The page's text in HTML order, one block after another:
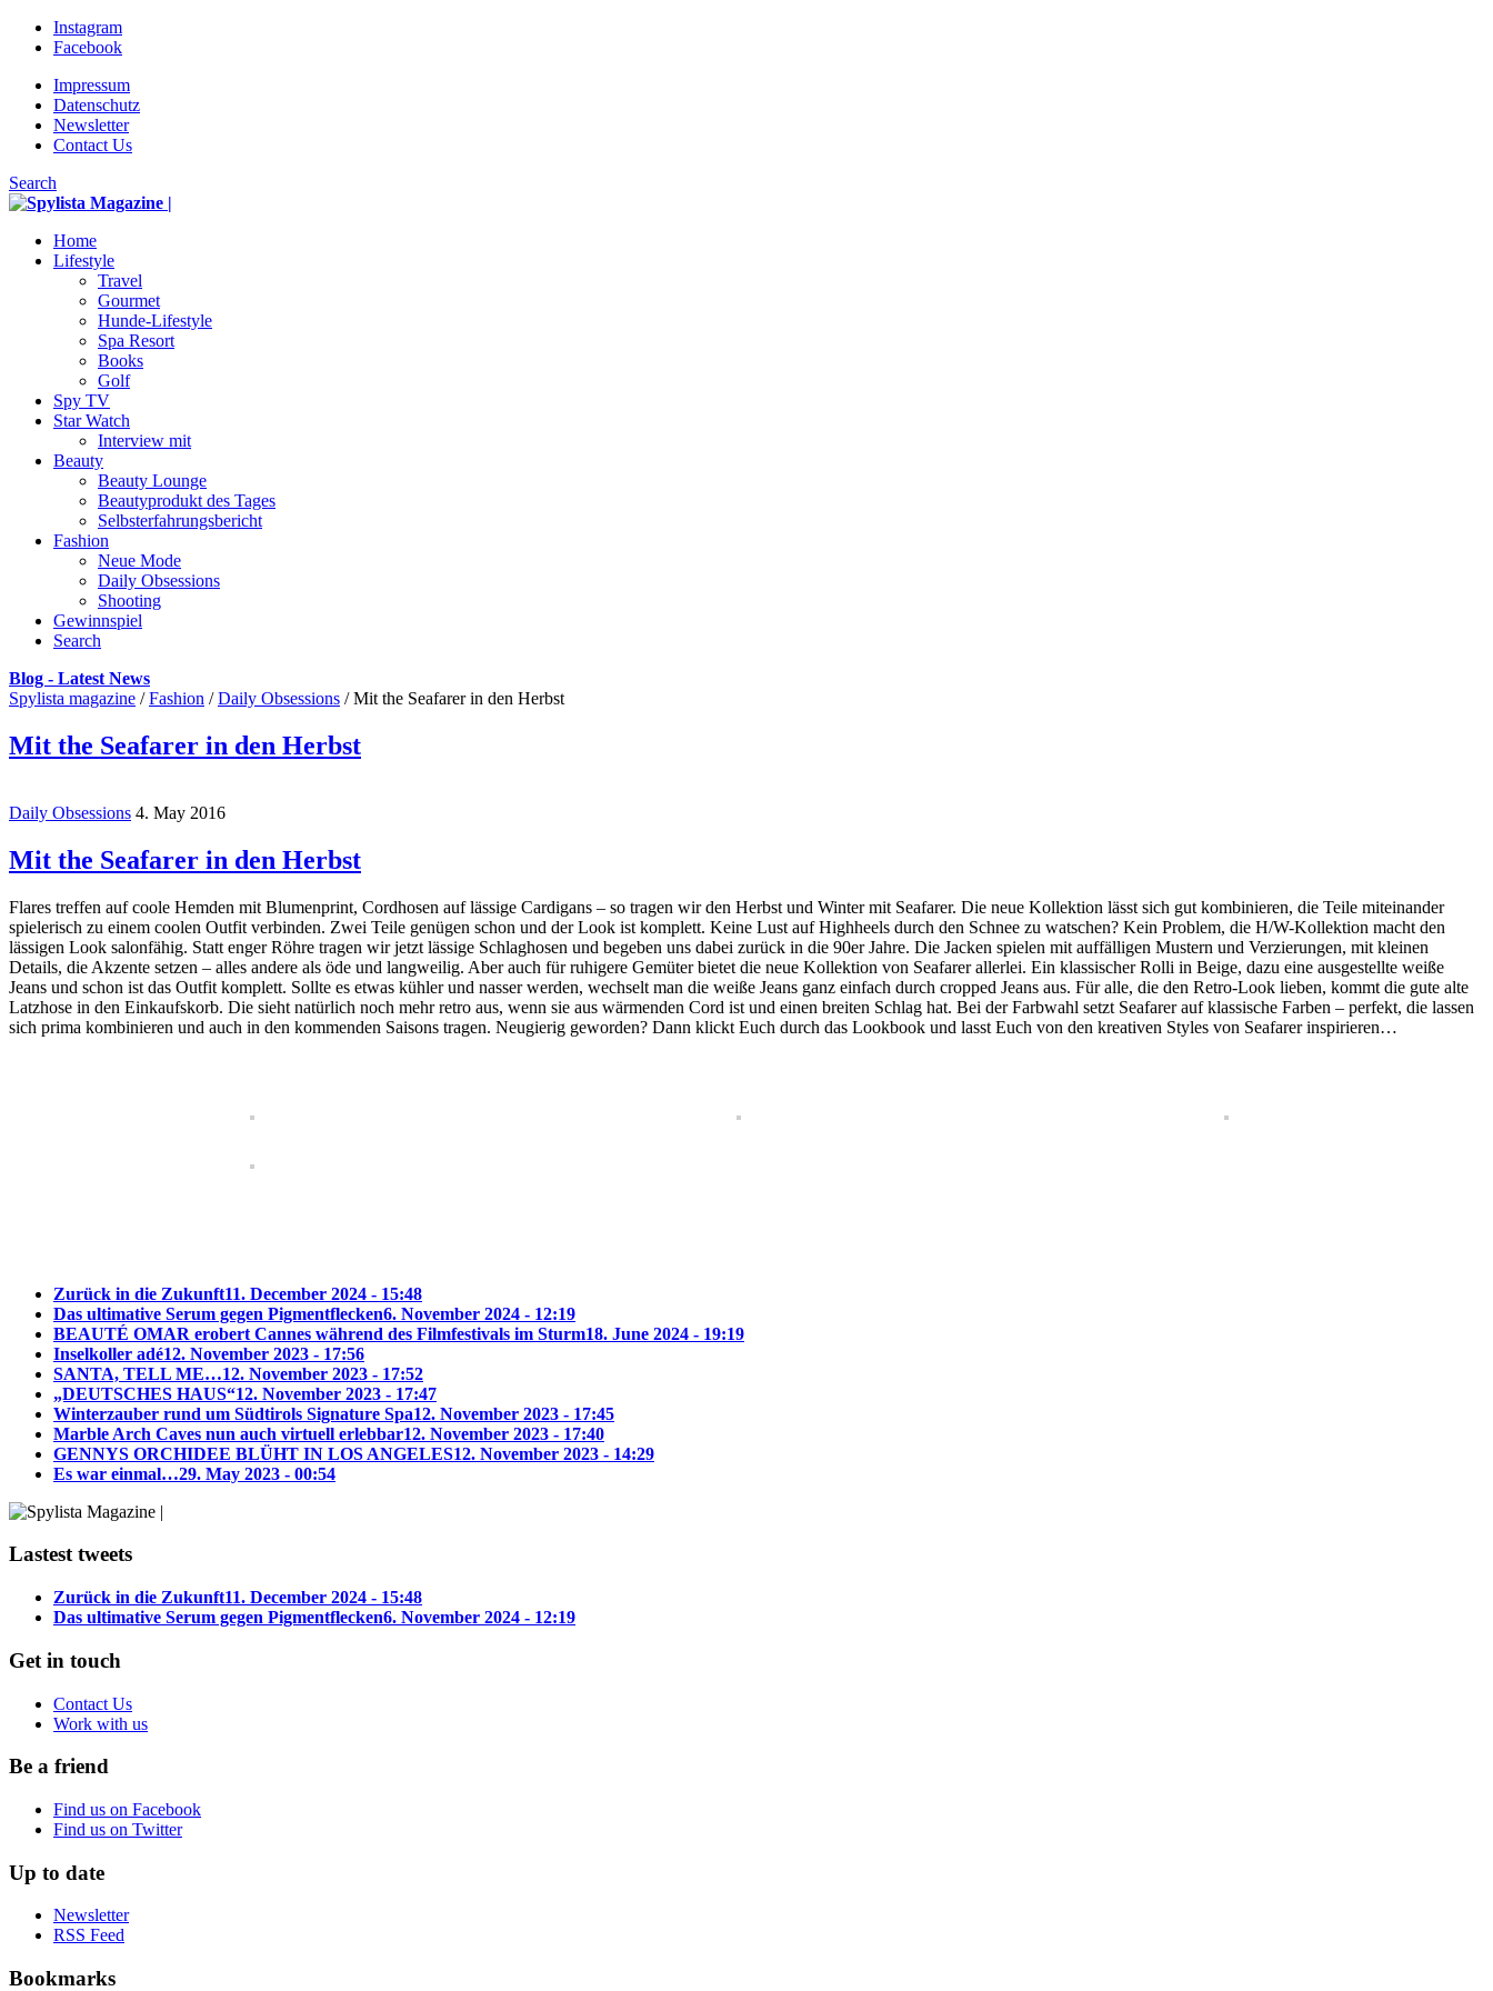
Instagram
Facebook
Impressum
Datenschutz
Newsletter
Contact Us
Search
Home
Lifestyle
Travel
Gourmet
Hunde-Lifestyle
Spa Resort
Books
Golf
Spy TV
Star Watch
Interview mit
Beauty
Beauty Lounge
Beautyprodukt des Tages
Selbsterfahrungsbericht
Fashion
Neue Mode
Daily Obsessions
Shooting
Gewinnspiel
Search
Blog - Latest News
Spylista magazine / Fashion / Daily Obsessions / Mit the Seafarer in den Herbst
Mit the Seafarer in den Herbst
Daily Obsessions 4. May 2016
Mit the Seafarer in den Herbst
Flares treffen auf coole Hemden mit Blumenprint, Cordhosen auf lässige Cardigans – so tragen wir den Herbst und Winter mit Seafarer. Die neue Kollektion lässt sich gut kombinieren, die Teile miteinander
spielerisch zu einem coolen Outfit verbinden. Zwei Teile genügen schon und der Look ist komplett. Keine Lust auf Highheels durch den Schnee zu watschen? Kein Problem, die H/W-Kollektion macht den
lässigen Look salonfähig. Statt enger Röhre tragen wir jetzt lässige Schlaghosen und begeben uns dabei zurück in die 90er Jahre. Die Jacken spielen mit auffälligen Mustern und Verzierungen, mit kleinen
Details, die Akzente setzen – alles andere als öde und langweilig. Aber auch für ruhigere Gemüter bietet die neue Kollektion von Seafarer allerlei. Ein klassischer Rolli in Beige, dazu eine ausgestellte weiße
Jeans und schon ist das Outfit komplett. Sollte es etwas kühler und nasser werden, wechselt man die weiße Jeans ganz einfach durch cropped Jeans aus. Für alle, die den Retro-Look lieben, kommt die gute alte
Latzhose in den Einkaufskorb. Die sieht natürlich noch mehr retro aus, wenn sie aus wärmenden Cord ist und einen breiten Schlag hat. Bei der Farbwahl setzt Seafarer auf klassische Farben – perfekt, die lassen
sich prima kombinieren und auch in den kommenden Saisons tragen. Neugierig geworden? Dann klickt Euch durch das Lookbook und lasst Euch von den kreativen Styles von Seafarer inspirieren…
Zurück in die Zukunft11. December 2024 - 15:48
Das ultimative Serum gegen Pigmentflecken6. November 2024 - 12:19
BEAUTÉ OMAR erobert Cannes während des Filmfestivals im Sturm18. June 2024 - 19:19
Inselkoller adé12. November 2023 - 17:56
SANTA, TELL ME…12. November 2023 - 17:52
„DEUTSCHES HAUS“12. November 2023 - 17:47
Winterzauber rund um Südtirols Signature Spa12. November 2023 - 17:45
Marble Arch Caves nun auch virtuell erlebbar12. November 2023 - 17:40
GENNYS ORCHIDEE BLÜHT IN LOS ANGELES12. November 2023 - 14:29
Es war einmal…29. May 2023 - 00:54
Lastest tweets
Zurück in die Zukunft11. December 2024 - 15:48
Das ultimative Serum gegen Pigmentflecken6. November 2024 - 12:19
Get in touch
Contact Us
Work with us
Be a friend
Find us on Facebook
Find us on Twitter
Up to date
Newsletter
RSS Feed
Bookmarks